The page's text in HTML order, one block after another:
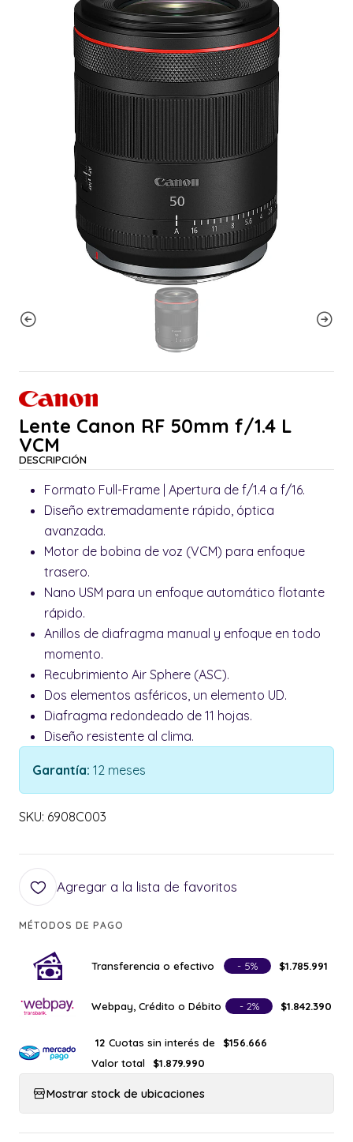
Lente Canon RF 50mm f/1.4 L
VCM
DESCRIPCIÓN
Formato Full-Frame | Apertura de f/1.4 a f/16.
Diseño extremadamente rápido, óptica
avanzada.
Motor de bobina de voz (VCM) para enfoque
trasero.
Nano USM para un enfoque automático flotante
rápido.
Anillos de diafragma manual y enfoque en todo
momento.
Recubrimiento Air Sphere (ASC).
Dos elementos asféricos, un elemento UD.
Diafragma redondeado de 11 hojas.
Diseño resistente al clima.
Garantía: 12 meses
SKU: 6908C003
Agregar a la lista de favoritos
MÉTODOS DE PAGO
Transferencia o efectivo - 5% $1.785.991
Webpay, Crédito o Débito - 2% $1.842.390
12 Cuotas sin interés de
$156.666
Valor total
$1.879.990
Mostrar stock de ubicaciones